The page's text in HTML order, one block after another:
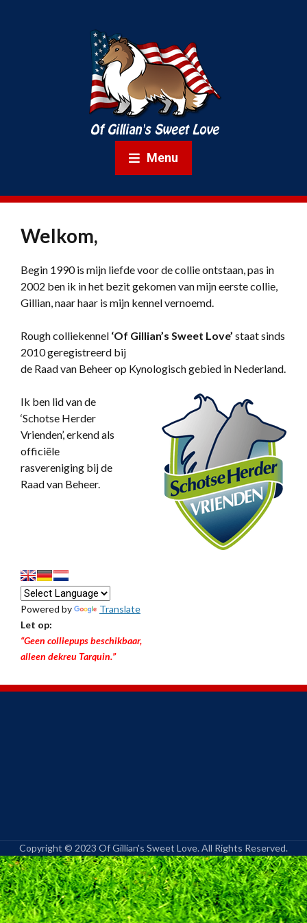
Menu
Welkom,
Begin 1990 is mijn liefde voor de collie ontstaan, pas in
2002 ben ik in het bezit gekomen van mijn eerste collie,
Gillian, naar haar is mijn kennel vernoemd.
Rough colliekennel ‘Of Gillian’s Sweet Love’ staat sinds
2010 geregistreerd bij
de Raad van Beheer op Kynologisch gebied in Nederland.
Ik ben lid van de
‘Schotse Herder
Vrienden’, erkend als
officiële
rasvereniging bij de
Raad van Beheer.
Powered by
Translate
Let op:
“Geen colliepups beschikbaar,
alleen dekreu Tarquin.”
Copyright © 2023 Of Gillian's Sweet Love. All Rights Reserved.